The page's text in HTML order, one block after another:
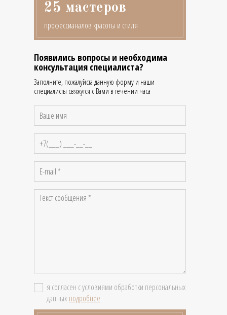
25 мастеров
профессианалов красоты и стиля
Появились вопросы и необходима
консультация специалиста?
Заполните, пожалуйста данную форму и наши
специалисты свяжутся с Вами в течении часа
я согласен с условиями обработки персональных
данных подробнее